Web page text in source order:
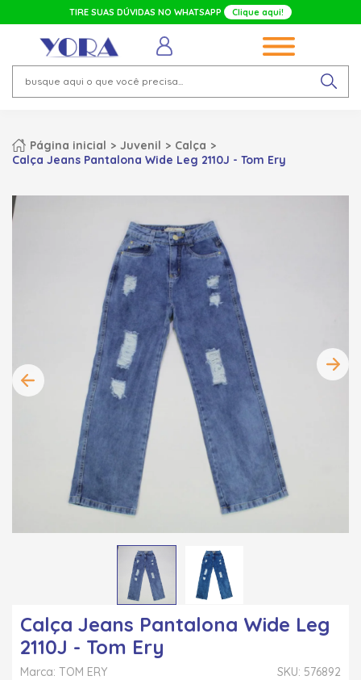
TIRE SUAS DÚVIDAS NO WHATSAPP Clique aqui!
Página inicial Juvenil
Calça
Calça Jeans Pantalona Wide Leg 2110J - Tom Ery
Calça Jeans Pantalona Wide Leg
2110J - Tom Ery
SKU: 576892
Marca: TOM ERY